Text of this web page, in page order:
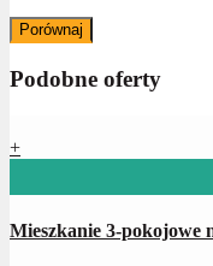
Porównaj
Podobne oferty
+
Mieszkanie 3-pokojowe